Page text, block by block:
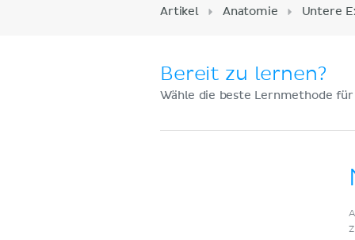
Artikel Anatomie Untere
Bereit zu lernen?
Wähle die beste Lernmethode für